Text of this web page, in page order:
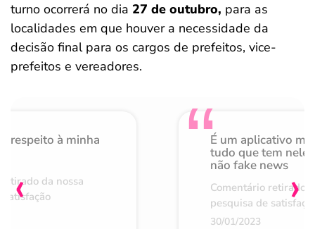
turno ocorrerá no dia 27 de outubro, para as
localidades em que houver a necessidade da
decisão final para os cargos de prefeitos, vice-
prefeitos e vereadores.
respeito à minha
da nossa
É um aplicativo
tudo que tem nele
não fake news
Comentário retirado
pesquisa de
30/01/2023
‹ ›